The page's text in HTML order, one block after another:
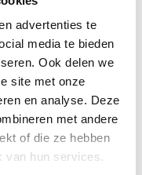
advertenties te
media te bieden
Ook delen we
site met onze
en analyse. Deze
met andere
of die ze hebben
van hun services.